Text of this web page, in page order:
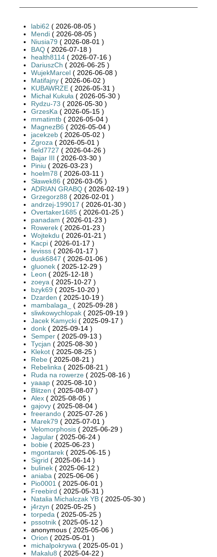
labi62 ( 2026-08-05 )
Mendi ( 2026-08-05 )
Niusia79 ( 2026-08-01 )
BAQ ( 2026-07-18 )
health8114 ( 2026-07-16 )
DariuszCh ( 2026-06-25 )
WujekMarcel ( 2026-06-08 )
Matifajny ( 2026-06-02 )
KUBAWRZE ( 2026-05-31 )
Michał Kukuła ( 2026-05-30 )
Rydzu-73 ( 2026-05-30 )
GrzesKa ( 2026-05-15 )
mmatimtb ( 2026-05-04 )
MagnezB6 ( 2026-05-04 )
jacekzeb ( 2026-05-02 )
Zgroza ( 2026-05-01 )
field7727 ( 2026-04-26 )
Bajar III ( 2026-03-30 )
Piniu ( 2026-03-23 )
hoelm78 ( 2026-03-11 )
Sławek86 ( 2026-03-05 )
ADRIAN GRABQ ( 2026-02-19 )
Grzegorz88 ( 2026-02-01 )
andrzej-199017 ( 2026-01-30 )
Overtaker1685 ( 2026-01-25 )
panadam ( 2026-01-23 )
Rowerek ( 2026-01-23 )
Wojtekdu ( 2026-01-21 )
Kacpi ( 2026-01-17 )
levisss ( 2026-01-17 )
dusk6847 ( 2026-01-06 )
gluonek ( 2025-12-29 )
Leon ( 2025-12-18 )
zoeya ( 2025-10-27 )
bzyk69 ( 2025-10-20 )
Dzarden ( 2025-10-19 )
mambalaga_
( 2025-09-28 )
sliwkowychlopak ( 2025-09-19 )
Jacek Kamycki ( 2025-09-17 )
donk ( 2025-09-14 )
Semper ( 2025-09-13 )
Tycjan ( 2025-08-30 )
Klekot ( 2025-08-25 )
Rebe ( 2025-08-21 )
Rebelinka ( 2025-08-21 )
Ruda na rowerze ( 2025-08-16 )
yaaap ( 2025-08-10 )
Blitzen ( 2025-08-07 )
Alex ( 2025-08-05 )
gajovy ( 2025-08-04 )
freerando ( 2025-07-26 )
Marek79 ( 2025-07-01 )
Velomorphosis ( 2025-06-29 )
Jagular ( 2025-06-24 )
bobie ( 2025-06-23 )
mgontarek ( 2025-06-15 )
Sigrid ( 2025-06-14 )
bulinek ( 2025-06-12 )
aniaba ( 2025-06-06 )
Pio0001 ( 2025-06-01 )
Freebird ( 2025-05-31 )
Natalia Michalczak YB ( 2025-05-30 )
j4rzyn ( 2025-05-25 )
torpeda ( 2025-05-25 )
pssotnik ( 2025-05-12 )
anonymous ( 2025-05-06 )
Orion ( 2025-05-01 )
michalpokrywa ( 2025-05-01 )
Makalu8 ( 2025-04-22 )